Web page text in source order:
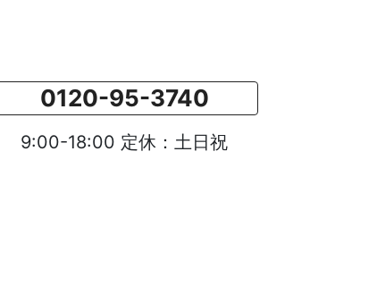
0120-95-3740
9:00-18:00 定休：土日祝